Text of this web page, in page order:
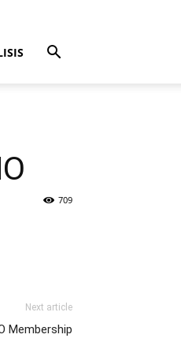
709
Next article
Membership